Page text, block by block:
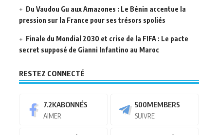
Du Vaudou Gu aux Amazones : Le Bénin accentue la
pression sur la France pour ses trésors spoliés
Finale du Mondial 2030 et crise de la FIFA : Le pacte
secret supposé de Gianni Infantino au Maroc
RESTEZ CONNECTÉ
7.2KABONNÉS
AIMER
500MEMBERS
SUIVRE